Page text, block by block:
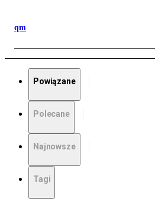
qm
Powiązane
Polecane
Najnowsze
Tagi